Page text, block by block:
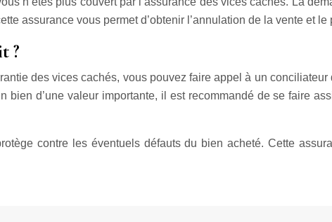
assurance vous permet d’obtenir l’annulation de la vente et
?
des vices cachés, vous pouvez faire appel à un
bien d’une valeur importante, il est recommandé de se faire
contre les éventuels défauts du bien acheté. Cette